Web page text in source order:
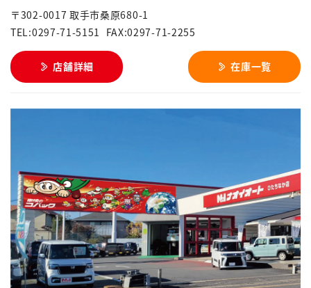
〒302-0017 取手市桑原680-1
TEL:0297-71-5151 FAX:0297-71-2255
店舗詳細 在庫一覧